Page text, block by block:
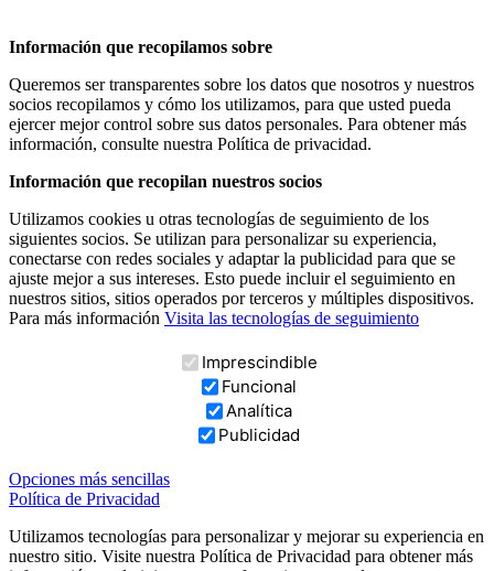
Información que recopilamos sobre
Queremos ser transparentes sobre los datos que nosotros y nuestros
socios recopilamos y cómo los utilizamos, para que usted pueda
ejercer mejor control sobre sus datos personales. Para obtener más
información, consulte nuestra Política de privacidad.
Información que recopilan nuestros socios
Utilizamos cookies u otras tecnologías de seguimiento de los
siguientes socios. Se utilizan para personalizar su experiencia,
conectarse con redes sociales y adaptar la publicidad para que se
ajuste mejor a sus intereses. Esto puede incluir el seguimiento en
nuestros sitios, sitios operados por terceros y múltiples dispositivos.
Para más información Visita las tecnologías de seguimiento
Imprescindible
Funcional
Analítica
Publicidad
Opciones más sencillas
Política de Privacidad
Utilizamos tecnologías para personalizar y mejorar su experiencia en
nuestro sitio. Visite nuestra Política de Privacidad para obtener más